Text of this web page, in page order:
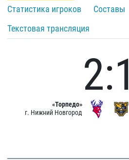
Статистика игроков
Составы
Текстовая трансляция
«Торпедо»
г. Нижний Новгород
2:1